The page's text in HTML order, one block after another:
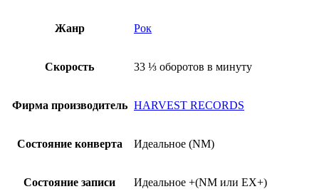
Жанр Рок
Скорость 33 ⅓ оборотов в минуту
Фирма производитель HARVEST RECORDS
Состояние конверта Идеальное (NM)
Состояние записи Идеальное +(NM или EX+)